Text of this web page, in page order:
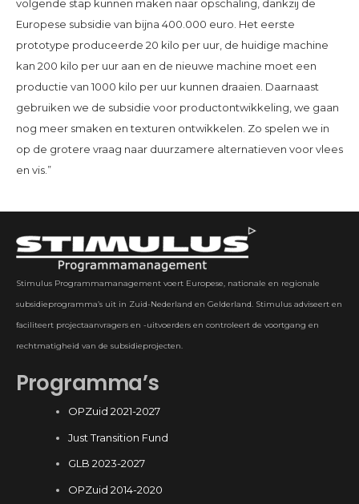
volgende stap kunnen maken naar opschaling, dankzij de
Europese subsidie van bijna 400.000 euro. Het eerste
prototype produceerde 20 kilo per uur, de huidige machine
kan 200 kilo per uur aan en de nieuwe machine moet een
productie van 1000 kilo per uur kunnen draaien. Daarnaast
gebruiken we de subsidie voor productontwikkeling, we gaan
nog meer smaken en texturen ontwikkelen. Zo spelen we in
op de grotere vraag naar duurzamere alternatieven voor vlees
en vis.”
Stimulus Programmamanagement voert Europese, nationale en regionale
subsidieprogramma’s uit in Zuid-Nederland en Gelderland. Stimulus adviseert en
faciliteert projectaanvragers en -uitvoerders en controleert de voortgang en
rechtmatigheid van de subsidieprojecten.
Programma’s
OPZuid 2021-2027
Just Transition Fund
GLB 2023-2027
OPZuid 2014-2020